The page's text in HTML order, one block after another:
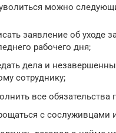
можно
заявление об уходе
рабочего дня;
дела и
сотруднику;
все обязательства
с сослуживцами